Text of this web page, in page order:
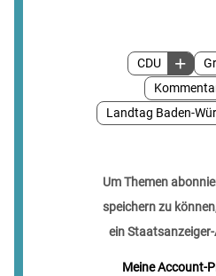
CDU
Landtag Baden-
Um Themen
speichern zu
ein
Meine Account-